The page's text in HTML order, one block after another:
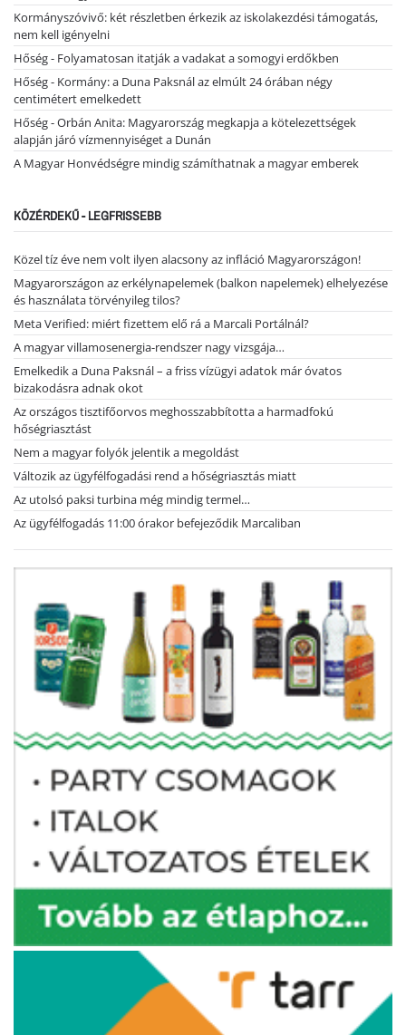
Kormányszóvivő: két részletben érkezik az iskolakezdési támogatás,
nem kell igényelni
Hőség - Folyamatosan itatják a vadakat a somogyi erdőkben
Hőség - Kormány: a Duna Paksnál az elmúlt 24 órában négy
centimétert emelkedett
Hőség - Orbán Anita: Magyarország megkapja a kötelezettségek
alapján járó vízmennyiséget a Dunán
A Magyar Honvédségre mindig számíthatnak a magyar emberek
KÖZÉRDEKŰ - LEGFRISSEBB
Közel tíz éve nem volt ilyen alacsony az infláció Magyarországon!
Magyarországon az erkélynapelemek (balkon napelemek) elhelyezése
és használata törvényileg tilos?
Meta Verified: miért fizettem elő rá a Marcali Portálnál?
A magyar villamosenergia-rendszer nagy vizsgája…
Emelkedik a Duna Paksnál – a friss vízügyi adatok már óvatos
bizakodásra adnak okot
Az országos tisztifőorvos meghosszabbította a harmadfokú
hőségriasztást
Nem a magyar folyók jelentik a megoldást
Változik az ügyfélfogadási rend a hőségriasztás miatt
Az utolsó paksi turbina még mindig termel…
Az ügyfélfogadás 11:00 órakor befejeződik Marcaliban